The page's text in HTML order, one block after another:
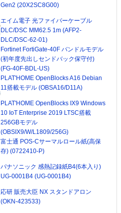
Gen2 (20X2SC8G00)
エイム電子 光ファイバーケーブル
DLC/DSC MM62.5 1m (AFP2-
DLC/DSC-62-01)
Fortinet FortiGate-40F バンドルモデル
(初年度先出しセンドバック保守付)
(FG-40F-BDL-US)
PLAT'HOME OpenBlocks A16 Debian
11搭載モデル (OBSA16/D11A)
PLAT'HOME OpenBlocks IX9 Windows
10 IoT Enterprise 2019 LTSC搭載
256GBモデル
(OBSIX9/W/L1809/256G)
富士通 POS-Cサーマルロール紙(高保
存) (0722410-P)
パナソニック 感熱記録紙B4(6本入り)
UG-0001B4 (UG-0001B4)
応研 販売大臣 NX スタンドアロン
(OKN-423533)